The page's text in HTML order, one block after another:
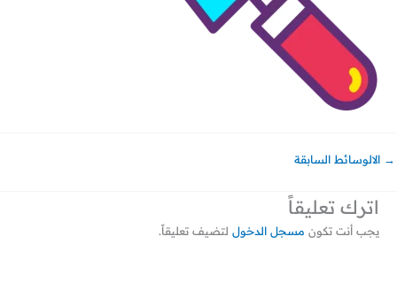
→ الالوسائط السابقة
اترك تعليقاً
يجب أنت تكون مسجل الدخول لتضيف تعليقاً.